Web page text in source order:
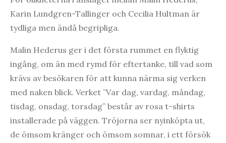
Karin Lundgren-Tallinger och Cecilia Hultman är
tydliga men ändå begripliga.
Malin Hederus ger i det första rummet en flyktig
ingång, om än med rymd för eftertanke, till vad som
krävs av besökaren för att kunna närma sig verken
med naken blick. Verket ”Var dag, vardag, måndag,
tisdag, onsdag, torsdag” består av rosa t-shirts
installerade på väggen. Tröjorna ser nyinköpta ut,
de ömsom kränger och ömsom somnar, i ett försök